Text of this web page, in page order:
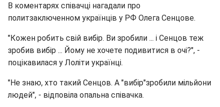
В коментарях співачці нагадали про
политзаключенном українців у РФ Олега Сенцове.
"Кожен робить свій вибір. Ви зробили ... і Сенцов теж
зробив вибір ... Йому не хочете подивитися в очі?", -
поцікавилася у Лоліти українці.
"Не знаю, хто такий Сенцов. А "вибір"зробили мільйони
людей", - відповіла опальна співачка.